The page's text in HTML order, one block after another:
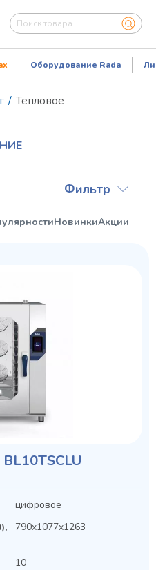
Оборудование Rada
/ Тепловое
Фильтр
НовинкиАкции
цифровое
790x1077x1263
10